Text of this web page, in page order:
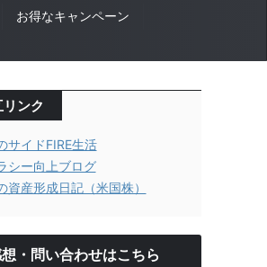
お得なキャンペーン
ンク
サイドFIRE生活
シー向上ブログ
資産形成日記（米国株）
・問い合わせはこちら